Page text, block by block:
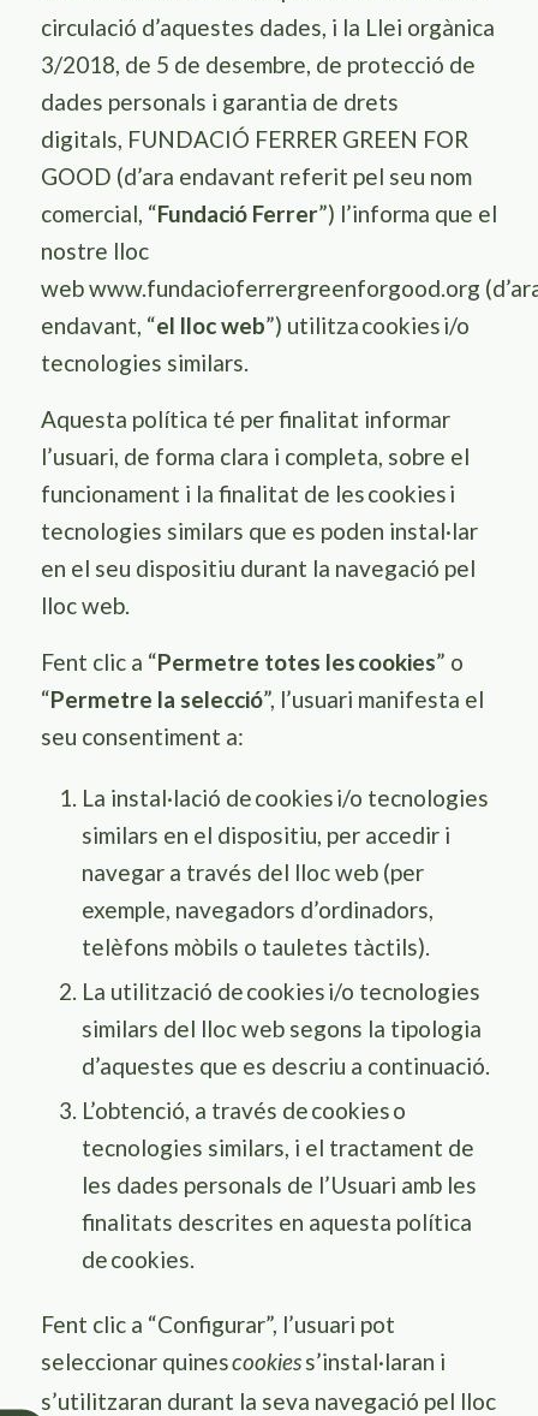
circulació d’aquestes dades, i la Llei orgànica
3/2018, de 5 de desembre, de protecció de
dades personals i garantia de drets
digitals, FUNDACIÓ FERRER GREEN FOR
GOOD (d’ara endavant referit pel seu nom
comercial, “Fundació Ferrer”) l’informa que el
nostre lloc
web www.fundacioferrergreenforgood.org
endavant, “el lloc web”) utilitzacookiesi/o
tecnologies similars.
Aquesta política té per finalitat informar
l’usuari, de forma clara i completa, sobre el
funcionament i la finalitat de lescookiesi
tecnologies similars que es poden instal·lar
en el seu dispositiu durant la navegació pel
lloc web.
Fent clic a “Permetre totes lescookies” o
“Permetre la selecció”, l’usuari manifesta el
seu consentiment a:
La instal·lació decookiesi/o tecnologies
similars en el dispositiu, per accedir i
navegar a través del lloc web (per
exemple, navegadors d’ordinadors,
telèfons mòbils o tauletes tàctils).
La utilització decookiesi/o tecnologies
similars del lloc web segons la tipologia
d’aquestes que es descriu a continuació.
L’obtenció, a través decookieso
tecnologies similars, i el tractament de
les dades personals de l’Usuari amb les
finalitats descrites en aquesta política
decookies
Fent clic a “Configurar”, l’usuari pot
seleccionar quinescookies s’instal·laran i
s’utilitzaran durant la seva navegació pel lloc